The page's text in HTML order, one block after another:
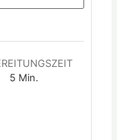
5 Min.